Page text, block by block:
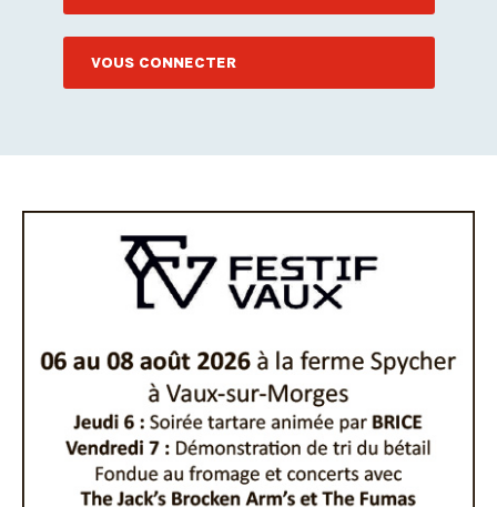
VOUS CONNECTER